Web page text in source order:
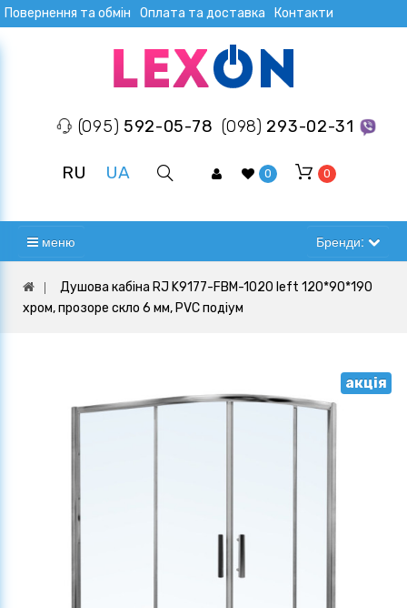
Повернення та обмін Оплата та доставка Контакти
(095) 592-05-78 (098) 293-02-31
RU UA 0 0
меню Бренди:
Душова кабіна RJ K9177-FBM-1020 left 120*90*190
хром, прозоре скло 6 мм, PVC подіум
акція